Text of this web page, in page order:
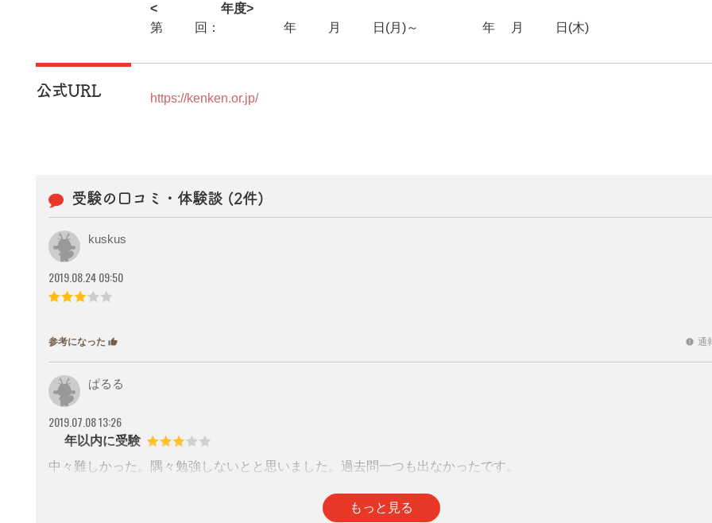
<2025年度>
第26回：2025年12月15日(月)～2026年2月12日(木)
公式URL https://kenken.or.jp/
受験の口コミ・体験談 (2件)
kuskus
2019.08.24 09:50
参考になった thumb_up report 通
ぱるる
2019.07.08 13:26
1年以内に受験
中々難しかった。隅々勉強しないとと思いました。過去問一つも出なかったです。
もっと見る